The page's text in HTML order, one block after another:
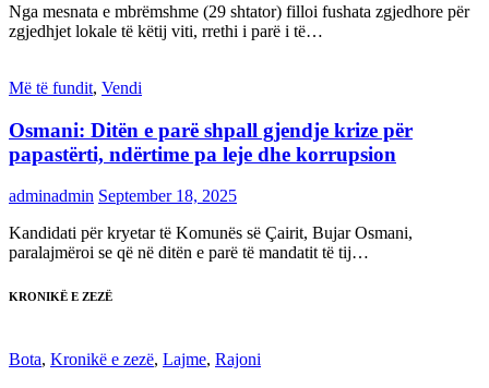
Nga mesnata e mbrëmshme (29 shtator) filloi fushata zgjedhore për
zgjedhjet lokale të këtij viti, rrethi i parë i të…
Më të fundit, Vendi
Osmani: Ditën e parë shpall gjendje krize për
papastërti, ndërtime pa leje dhe korrupsion
adminadmin September 18, 2025
Kandidati për kryetar të Komunës së Çairit, Bujar Osmani,
paralajmëroi se që në ditën e parë të mandatit të tij…
KRONIKË E ZEZË
Bota, Kronikë e zezë, Lajme, Rajoni